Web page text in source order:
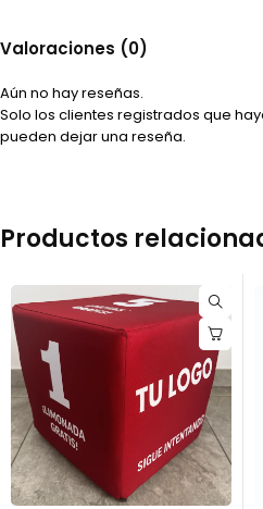
Valoraciones (0)
Aún no hay reseñas.
Solo los clientes registrados que
pueden dejar una reseña.
Productos